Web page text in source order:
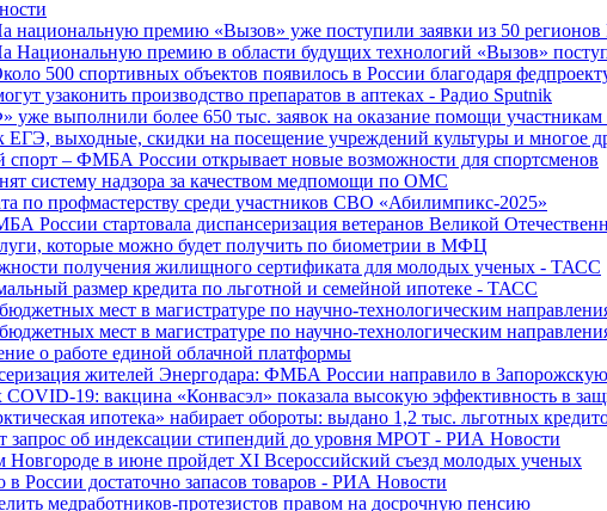
премию «Вызов» уже поступили заявки из 50 регионов
премию в области будущих технологий «Вызов»
500 спортивных объектов появилось в России благодаря
узаконить производство препаратов в аптеках - Радио Sputnik
уже выполнили более 650 тыс. заявок на оказание помощи
выходные, скидки на посещение учреждений культуры и многое
спорт – ФМБА России открывает новые возможности для спортсменов
систему надзора за качеством медпомощи по ОМС
по профмастерству среди участников СВО «Абилимпикс-2025»
России стартовала диспансеризация ветеранов Великой
которые можно будет получить по биометрии в МФЦ
получения жилищного сертификата для молодых ученых - ТАСС
размер кредита по льготной и семейной ипотеке - ТАСС
мест в магистратуре по научно-технологическим
мест в магистратуре по научно-технологическим
о работе единой облачной платформы
жителей Энергодара: ФМБА России направило в
19: вакцина «Конвасэл» показала высокую эффективность в
ипотека» набирает обороты: выдано 1,2 тыс. льготных
запрос об индексации стипендий до уровня МРОТ - РИА Новости
в июне пройдет XI Всероссийский съезд молодых ученых
России достаточно запасов товаров - РИА Новости
медработников-протезистов правом на досрочную пенсию